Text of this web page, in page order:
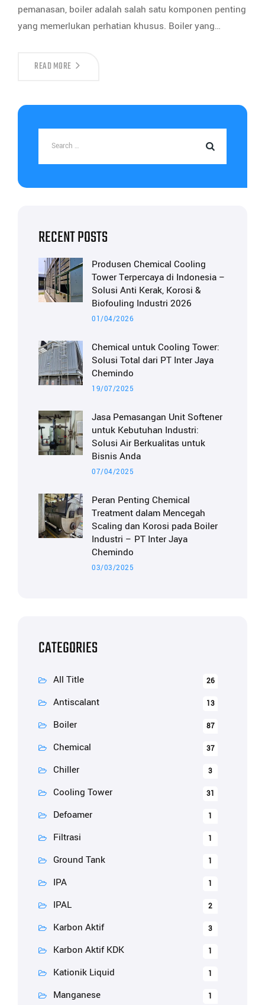
pemanasan, boiler adalah salah satu komponen penting
yang memerlukan perhatian khusus. Boiler yang…
READ MORE
RECENT POSTS
Produsen Chemical Cooling
Tower Terpercaya di Indonesia –
Solusi Anti Kerak, Korosi &
Biofouling Industri 2026
01/04/2026
Chemical untuk Cooling Tower:
Solusi Total dari PT Inter Jaya
Chemindo
19/07/2025
Jasa Pemasangan Unit Softener
untuk Kebutuhan Industri:
Solusi Air Berkualitas untuk
Bisnis Anda
07/04/2025
Peran Penting Chemical
Treatment dalam Mencegah
Scaling dan Korosi pada Boiler
Industri – PT Inter Jaya
Chemindo
03/03/2025
CATEGORIES
All Title 26
Antiscalant 13
Boiler 87
Chemical 37
Chiller 3
Cooling Tower 31
Defoamer 1
Filtrasi 1
Ground Tank 1
IPA 1
IPAL 2
Karbon Aktif 3
Karbon Aktif KDK 1
Kationik Liquid 1
Manganese 1